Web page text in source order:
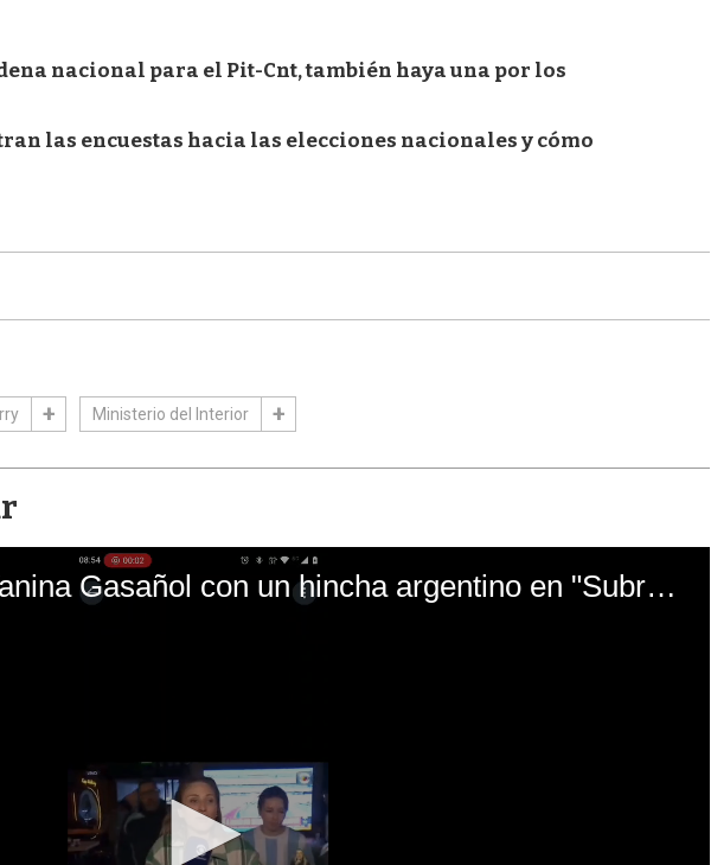
nacional para el Pit-Cnt, también haya una por los
las encuestas hacia las elecciones nacionales y cómo
Ministerio del Interior
El mal momento de Yanina Gasañol con un hincha argentino en "Subrayado"